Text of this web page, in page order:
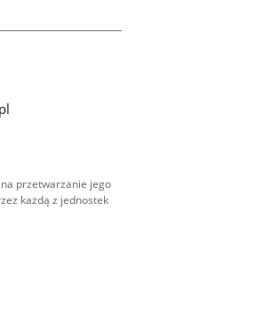
przetwarzanie jego
każdą z jednostek